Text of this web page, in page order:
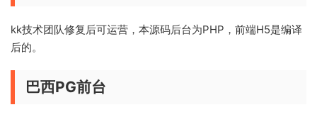
kk技术团队修复后可运营，本源码后台为PHP，前端H5是编译
后的。
巴西PG前台